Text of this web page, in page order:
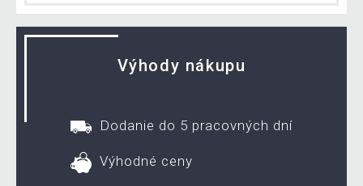
Výhody nákupu
Dodanie do 5 pracovných dní
Výhodné ceny